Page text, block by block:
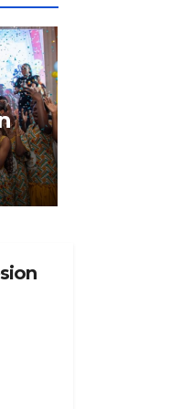
Le